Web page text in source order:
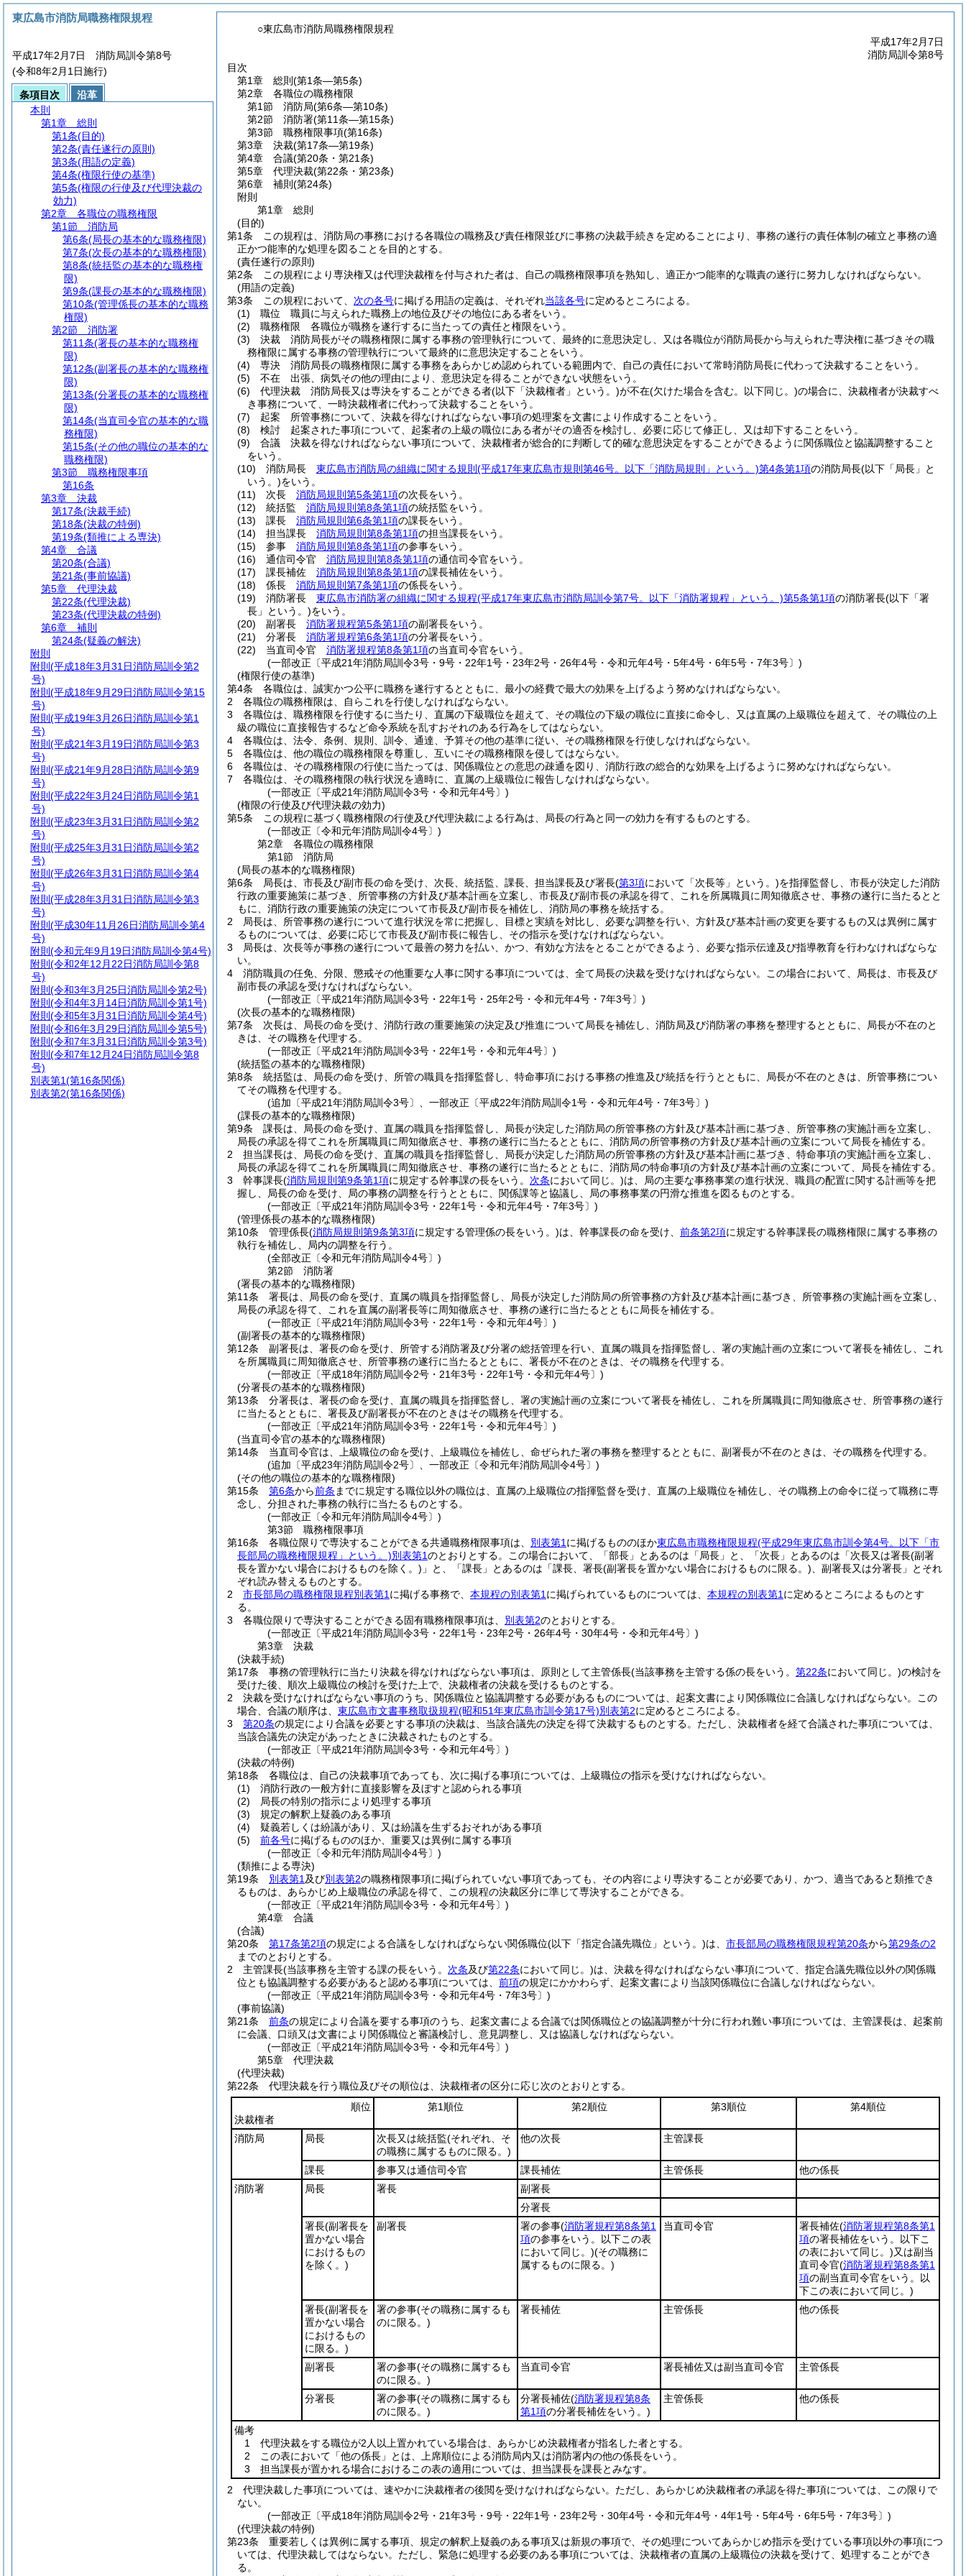
○東広島市消防局職務権限規程
平成17年2月7日
消防局訓令第8号
目次
第1章
総則 (第1条―第5条)
第2章
各職位の職務権限
第1節
消防局(第6条―第10条)
第2節
消防署(第11条―第15条)
第3節
職務権限事項(第16条)
第3章
決裁(第17条―第19条)
第4章
合議(第20条・第21条)
第5章
代理決裁(第22条・第23条)
第6章
補則 (第24条)
附則
第1章
総則
(目的)
第1条
この規程は、消防局の事務における各職位の職務及び責任権限並びに事務の決裁手続きを定めることにより、事務の遂行の責任体制の確立と事務の適
正かつ能率的な処理を図ることを目的とする。
(責任遂行の原則)
第2条
この規程により専決権又は代理決裁権を付与された者は、自己の職務権限事項を熟知し、適正かつ能率的な職責の遂行に努力しなければならない。
(用語の定義)
第3条
この規程において、 次の各号に掲げる用語の定義は、それぞれ当該各号に定めるところによる。
(1)
職位 職員に与えられた職務上の地位及びその地位にある者をいう。
(2)
職務権限 各職位が職務を遂行するに当たっての責任と権限をいう。
(3)
決裁 消防局長がその職務権限に属する事務の管理執行について、最終的に意思決定し、又は各職位が消防局長から与えられた専決権に基づきその職
務権限に属する事務の管理執行について最終的に意思決定することをいう。
(4)
専決 消防局長の職務権限に属する事務をあらかじめ認められている範囲内で、自己の責任において常時消防局長に代わって決裁することをいう。
(5)
不在 出張、病気その他の理由により、意思決定を得ることができない状態をいう。
(6)
代理決裁 消防局長又は専決をすることができる者(以下「決裁権者」という。)が不在(欠けた場合を含む。以下同じ。)の場合に、決裁権者が決裁すべ
き事務について、一時決裁権者に代わって決裁することをいう。
(7)
起案 所管事務について、決裁を得なければならない事項の処理案を文書により作成することをいう。
(8)
検討 起案された事項について、起案者の上級の職位にある者がその適否を検討し、必要に応じて修正し、又は却下することをいう。
(9)
合議 決裁を得なければならない事項について、決裁権者が総合的に判断して的確な意思決定をすることができるように関係職位と協議調整すること
をいう。
(10)
消防局長 東広島市消防局の組織に関する規則 (平成17年東広島市規則第46号。以下「消防局規則」という。)第4条第1項の消防局長(以下「局長」と
いう。)をいう。
(11)
次長 消防局規則第5条第1項の次長をいう。
(12)
統括監 消防局規則第8条第1項の統括監をいう。
(13)
課長 消防局規則第6条第1項の課長をいう。
(14)
担当課長 消防局規則第8条第1項の担当課長をいう。
(15)
参事 消防局規則第8条第1項の参事をいう。
(16)
通信司令官 消防局規則第8条第1項の通信司令官をいう。
(17)
課長補佐 消防局規則第8条第1項の課長補佐をいう。
(18)
係長 消防局規則第7条第1項の係長をいう。
(19)
消防署長 東広島市消防署の組織に関する規程(平成17年東広島市消防局訓令第7号。以下「消防署規程」という。)第5条第1項の消防署長(以下「署
長」という。)をいう。
(20)
副署長 消防署規程第5条第1項の副署長をいう。
(21)
分署長 消防署規程第6条第1項の分署長をいう。
(22)
当直司令官 消防署規程第8条第1項の当直司令官をいう。
(一部改正〔平成21年消防局訓令3号・9号・22年1号・23年2号・26年4号・令和元年4号・5年4号・6年5号・7年3号〕)
(権限行使の基準)
第4条
各職位は、誠実かつ公平に職務を遂行するとともに、最小の経費で最大の効果を上げるよう努めなければならない。
2
各職位の職務権限は、自らこれを行使しなければならない。
3
各職位は、職務権限を行使するに当たり、直属の下級職位を超えて、その職位の下級の職位に直接に命令し、又は直属の上級職位を超えて、その職位の上
級の職位に直接報告するなど命令系統を乱すおそれのある行為をしてはならない。
4
各職位は、法令、条例、規則、訓令、通達、予算その他の基準に従い、その職務権限を行使しなければならない。
5
各職位は、他の職位の職務権限を尊重し、互いにその職務権限を侵してはならない。
6
各職位は、その職務権限の行使に当たっては、関係職位との意思の疎通を図り、消防行政の総合的な効果を上げるように努めなければならない。
7
各職位は、その職務権限の執行状況を適時に、直属の上級職位に報告しなければならない。
(一部改正〔平成21年消防局訓令3号・令和元年4号〕)
(権限の行使及び代理決裁の効力)
第5条
この規程に基づく職務権限の行使及び代理決裁による行為は、局長の行為と同一の効力を有するものとする。
(一部改正〔令和元年消防局訓令4号〕)
第2章
各職位の職務権限
第1節
消防局
(局長の基本的な職務権限)
第6条
局長は、市長及び副市長の命を受け、次長、統括監、課長、担当課長及び署長(第3項において「次長等」という。)を指揮監督し、市長が決定した消防
行政の重要施策に基づき、所管事務の方針及び基本計画を立案し、市長及び副市長の承認を得て、これを所属職員に周知徹底させ、事務の遂行に当たるとと
もに、消防行政の重要施策の決定について市長及び副市長を補佐し、消防局の事務を統括する。
2
局長は、所管事務の遂行について進行状況を常に把握し、目標と実績を対比し、必要な調整を行い、方針及び基本計画の変更を要するもの又は異例に属す
るものについては、必要に応じて市長及び副市長に報告し、その指示を受けなければならない。
3
局長は、次長等が事務の遂行について最善の努力を払い、かつ、有効な方法をとることができるよう、必要な指示伝達及び指導教育を行わなければならな
い。
4
消防職員の任免、分限、懲戒その他重要な人事に関する事項については、全て局長の決裁を受けなければならない。
この場合において、局長は、市長及び
副市長の承認を受けなければならない。
(一部改正〔平成21年消防局訓令3号・22年1号・25年2号・令和元年4号・7年3号〕)
(次長の基本的な職務権限)
第7条
次長は、局長の命を受け、消防行政の重要施策の決定及び推進について局長を補佐し、消防局及び消防署の事務を整理するとともに、局長が不在のと
きは、その職務を代理する。
(一部改正〔平成21年消防局訓令3号・22年1号・令和元年4号〕)
(統括監の基本的な職務権限)
第8条
統括監は、局長の命を受け、所管の職員を指揮監督し、特命事項における事務の推進及び統括を行うとともに、局長が不在のときは、所管事務につい
てその職務を代理する。
(追加〔平成21年消防局訓令3号〕、一部改正〔平成22年消防局訓令1号・令和元年4号・7年3号〕)
(課長の基本的な職務権限)
第9条
課長は、局長の命を受け、直属の職員を指揮監督し、局長が決定した消防局の所管事務の方針及び基本計画に基づき、所管事務の実施計画を立案し、
局長の承認を得てこれを所属職員に周知徹底させ、事務の遂行に当たるとともに、消防局の所管事務の方針及び基本計画の立案について局長を補佐する。
2
担当課長は、局長の命を受け、直属の職員を指揮監督し、局長が決定した消防局の所管事務の方針及び基本計画に基づき、特命事項の実施計画を立案し、
局長の承認を得てこれを所属職員に周知徹底させ、事務の遂行に当たるとともに、消防局の特命事項の方針及び基本計画の立案について、局長を補佐する。
3
幹事課長(消防局規則第9条第1項に規定する幹事課の長をいう。 次条において同じ。)は、局の主要な事務事業の進行状況、職員の配置に関する計画等を把
握し、局長の命を受け、局の事務の調整を行うとともに、関係課等と協議し、局の事務事業の円滑な推進を図るものとする。
(一部改正〔平成21年消防局訓令3号・22年1号・令和元年4号・7年3号〕)
(管理係長の基本的な職務権限)
第10条
管理係長(消防局規則第9条第3項に規定する管理係の長をいう。)は、幹事課長の命を受け、 前条第2項に規定する幹事課長の職務権限に属する事務の
執行を補佐し、局内の調整を行う。
(全部改正〔令和元年消防局訓令4号〕)
第2節
消防署
(署長の基本的な職務権限)
第11条
署長は、局長の命を受け、直属の職員を指揮監督し、局長が決定した消防局の所管事務の方針及び基本計画に基づき、所管事務の実施計画を立案し、
局長の承認を得て、これを直属の副署長等に周知徹底させ、事務の遂行に当たるとともに局長を補佐する。
(一部改正〔平成21年消防局訓令3号・22年1号・令和元年4号〕)
(副署長の基本的な職務権限)
第12条
副署長は、署長の命を受け、所管する消防署及び分署の総括管理を行い、直属の職員を指揮監督し、署の実施計画の立案について署長を補佐し、これ
を所属職員に周知徹底させ、所管事務の遂行に当たるとともに、署長が不在のときは、その職務を代理する。
(一部改正〔平成18年消防局訓令2号・21年3号・22年1号・令和元年4号〕)
(分署長の基本的な職務権限)
第13条
分署長は、署長の命を受け、直属の職員を指揮監督し、署の実施計画の立案について署長を補佐し、これを所属職員に周知徹底させ、所管事務の遂行
に当たるとともに、署長及び副署長が不在のときはその職務を代理する。
(一部改正〔平成21年消防局訓令3号・22年1号・令和元年4号〕)
(当直司令官の基本的な職務権限)
第14条
当直司令官は、上級職位の命を受け、上級職位を補佐し、命ぜられた署の事務を整理するとともに、副署長が不在のときは、その職務を代理する。
(追加〔平成23年消防局訓令2号〕、一部改正〔令和元年消防局訓令4号〕)
(その他の職位の基本的な職務権限)
第15条
第6条から前条 までに規定する職位以外の職位は、直属の上級職位の指揮監督を受け、直属の上級職位を補佐し、その職務上の命令に従って職務に専
念し、分担された事務の執行に当たるものとする。
(一部改正〔令和元年消防局訓令4号〕)
第3節
職務権限事項
第16条
各職位限りで専決することができる共通職務権限事項は、 別表第1 に掲げるもののほか東広島市職務権限規程(平成29年東広島市訓令第4号。以下「市
長部局の職務権限規程」という。)別表第1のとおりとする。 この場合において、「部長」とあるのは「局長」と、「次長」とあるのは「次長又は署長(副署
長を置かない場合におけるものを除く。) 」と、「課長」とあるのは「課長、署長(副署長を置かない場合におけるものに限る。) 、副署長又は分署長」とそれ
ぞれ読み替えるものとする。
2
市長部局の職務権限規程別表第1 に掲げる事務で、 本規程の別表第1 に掲げられているものについては、 本規程の別表第1 に定めるところによるものとす
る。
3
各職位限りで専決することができる固有職務権限事項は、 別表第2のとおりとする。
(一部改正〔平成21年消防局訓令3号・22年1号・23年2号・26年4号・30年4号・令和元年4号〕)
第3章
決裁
(決裁手続)
第17条
事務の管理執行に当たり決裁を得なければならない事項は、原則として主管係長(当該事務を主管する係の長をいう。 第22条において同じ。)の検討を
受けた後、順次上級職位の検討を受けた上で、決裁権者の決裁を受けるものとする。
2
決裁を受けなければならない事項のうち、関係職位と協議調整する必要があるものについては、起案文書により関係職位に合議しなければならない。
この
場合、合議の順序は、 東広島市文書事務取扱規程(昭和51年東広島市訓令第17号)別表第2に定めるところによる。
3
第20条の規定により合議を必要とする事項の決裁は、当該合議先の決定を得て決裁するものとする。 ただし、決裁権者を経て合議された事項については、
当該合議先の決定があったときに決裁されたものとする。
(一部改正〔平成21年消防局訓令3号・令和元年4号〕)
(決裁の特例)
第18条
各職位は、自己の決裁事項であっても、次に掲げる事項については、上級職位の指示を受けなければならない。
(1)
消防行政の一般方針に直接影響を及ぼすと認められる事項
(2)
局長の特別の指示により処理する事項
(3)
規定の解釈上疑義のある事項
(4)
疑義若しくは紛議があり、又は紛議を生ずるおそれがある事項
(5)
前各号に掲げるもののほか、重要又は異例に属する事項
(一部改正〔令和元年消防局訓令4号〕)
(類推による専決)
第19条
別表第1 及び別表第2の職務権限事項に掲げられていない事項であっても、その内容により専決することが必要であり、かつ、適当であると類推でき
るものは、あらかじめ上級職位の承認を得て、この規程の決裁区分に準じて専決することができる。
(一部改正〔平成21年消防局訓令3号・令和元年4号〕)
第4章
合議
(合議)
第20条
第17条第2項の規定による合議をしなければならない関係職位(以下「指定合議先職位」という。)は、 市長部局の職務権限規程第20条から第29条の2
までのとおりとする。
2
主管課長(当該事務を主管する課の長をいう。 次条及び第22条において同じ。)は、決裁を得なければならない事項について、指定合議先職位以外の関係職
位とも協議調整する必要があると認める事項については、 前項の規定にかかわらず、起案文書により当該関係職位に合議しなければならない。
(一部改正〔平成21年消防局訓令3号・令和元年4号・7年3号〕)
(事前協議)
第21条
前条の規定により合議を要する事項のうち、起案文書による合議では関係職位との協議調整が十分に行われ難い事項については、主管課長は、起案前
に会議、口頭又は文書により関係職位と審議検討し、意見調整し、又は協議しなければならない。
(一部改正〔平成21年消防局訓令3号・令和元年4号〕)
第5章
代理決裁
(代理決裁)
第22条
代理決裁を行う職位及びその順位は、決裁権者の区分に応じ次のとおりとする。
順位
決裁権者
第1順位 第2順位 第3順位 第4順位
消防局 局長 次長又は統括監(それぞれ、そ
の職務に属するものに限る。)
他の次長 主管課長
課長 参事又は通信司令官 課長補佐 主管係長
他の係長
消防署
局長 署長
副署長
分署長
署長(副署長を
置かない場合
におけるもの
を除く。)
副署長 署の参事(消防署規程第8条第1
項の参事をいう。以下この表
において同じ。)(その職務に
属するものに限る。)
当直司令官 署長補佐(消防署規程第8条第1
項の署長補佐をいう。以下こ
の表において同じ。)又は副当
直司令官(消防署規程第8条第1
項の副当直司令官をいう。以
下この表において同じ。)
署長(副署長を
置かない場合
におけるもの
に限る。)
署の参事(その職務に属するも
のに限る。)
署長補佐 主管係長 他の係長
副署長 署の参事(その職務に属するも
のに限る。)
当直司令官 署長補佐又は副当直司令官 主管係長
分署長 署の参事(その職務に属するも
のに限る。)
分署長補佐(消防署規程第8条
第1項の分署長補佐をいう。)
主管係長 他の係長
備考
1 代理決裁をする職位が2人以上置かれている場合は、あらかじめ決裁権者が指名した者とする。
2 この表において「他の係長」とは、上席順位による消防局内又は消防署内の他の係長をいう。
3 担当課長が置かれる場合におけるこの表の適用については、担当課長を課長とみなす。
2
代理決裁した事項については、速やかに決裁権者の後閲を受けなければならない。 ただし、あらかじめ決裁権者の承認を得た事項については、この限りで
ない。
(一部改正〔平成18年消防局訓令2号・21年3号・9号・22年1号・23年2号・30年4号・令和元年4号・4年1号・5年4号・6年5号・7年3号〕)
(代理決裁の特例)
第23条
重要若しくは異例に属する事項、規定の解釈上疑義のある事項又は新規の事項で、その処理についてあらかじめ指示を受けている事項以外の事項につ
いては、代理決裁してはならない。 ただし、緊急に処理する必要のある事項については、決裁権者の直属の上級職位の決裁を受けて、処理することができ
る。
東広島市消防局職務権限規程
平成17年2月7日 消防局訓令第8号
(令和8年2月1日施行)
条項目次
沿革
本則
第1章
総則
第1条(目的)
第2条(責任遂行の原則)
第3条(用語の定義)
第4条(権限行使の基準)
第5条(権限の行使及び代理決裁の
効力)
第2章
各職位の職務権限
第1節
消防局
第6条(局長の基本的な職務権限)
第7条(次長の基本的な職務権限)
第8条(統括監の基本的な職務権
限)
第9条(課長の基本的な職務権限)
第10条(管理係長の基本的な職務
権限)
第2節
消防署
第11条(署長の基本的な職務権
限)
第12条(副署長の基本的な職務権
限)
第13条(分署長の基本的な職務権
限)
第14条(当直司令官の基本的な職
務権限)
第15条(その他の職位の基本的な
職務権限)
第3節
職務権限事項
第16条
第3章
決裁
第17条(決裁手続)
第18条(決裁の特例)
第19条(類推による専決)
第4章
合議
第20条(合議)
第21条(事前協議)
第5章
代理決裁
第22条(代理決裁)
第23条(代理決裁の特例)
第6章
補則
第24条(疑義の解決)
附則
附則 (平成18年3月31日消防局訓令第2
号)
附則 (平成18年9月29日消防局訓令第15
号)
附則 (平成19年3月26日消防局訓令第1
号)
附則 (平成21年3月19日消防局訓令第3
号)
附則 (平成21年9月28日消防局訓令第9
号)
附則 (平成22年3月24日消防局訓令第1
号)
附則 (平成23年3月31日消防局訓令第2
号)
附則 (平成25年3月31日消防局訓令第2
号)
附則 (平成26年3月31日消防局訓令第4
号)
附則 (平成28年3月31日消防局訓令第3
号)
附則 (平成30年11月26日消防局訓令第4
号)
附則 (令和元年9月19日消防局訓令第4号)
附則 (令和2年12月22日消防局訓令第8
号)
附則 (令和3年3月25日消防局訓令第2号)
附則 (令和4年3月14日消防局訓令第1号)
附則 (令和5年3月31日消防局訓令第4号)
附則 (令和6年3月29日消防局訓令第5号)
附則 (令和7年3月31日消防局訓令第3号)
附則 (令和7年12月24日消防局訓令第8
号)
別表第1(第16条関係)
別表第2(第16条関係)